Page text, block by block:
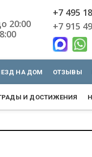
20:00
+7 495
+7 915
НА ДОМ ОТЗЫВЫ
И ДОСТИЖЕНИЯ